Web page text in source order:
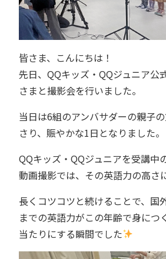
皆さま、こんにちは！
先日、QQキッズ・QQジュニア公
さまと撮影会を行いました。
当日は6組のアンバサダーの親子
さり、賑やかな1日となりました。
QQキッズ・QQジュニアを受講中
動画撮影では、その英語力の高さ
長くコツコツと続けることで、国
までの英語力がこの年齢で身につ
当たりにする瞬間でした